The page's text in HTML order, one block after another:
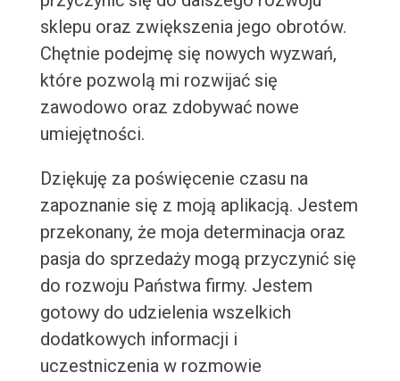
sklepu oraz zwiększenia jego obrotów.
Chętnie podejmę się nowych wyzwań,
które pozwolą mi rozwijać się
zawodowo oraz zdobywać nowe
umiejętności.
Dziękuję za poświęcenie czasu na
zapoznanie się z moją aplikacją. Jestem
przekonany, że moja determinacja oraz
pasja do sprzedaży mogą przyczynić się
do rozwoju Państwa firmy. Jestem
gotowy do udzielenia wszelkich
dodatkowych informacji i
uczestniczenia w rozmowie